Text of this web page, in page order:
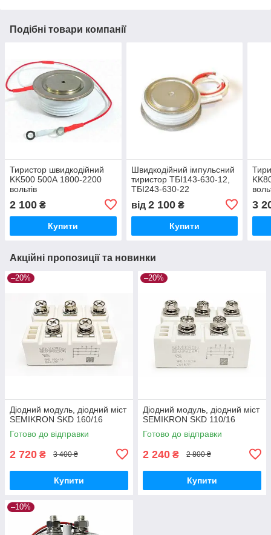
Подібні товари компанії
Тиристор швидкодійний
KK500 500А 1800-2200
вольтів
2 100 ₴
Купити
Швидкодійний імпульсний
тиристор ТБІ143-630-12,
ТБІ243-630-22
від 2 100₴
Купити
3
Акційні пропозиції та новинки
–20%
Діодний модуль, діодний міст
SEMIKRON SKD 160/16
Готово до відправки
2 720 ₴ 3 400 ₴
Купити
–20%
Діодний модуль, діодний міст
SEMIKRON SKD 110/16
Готово до відправки
2 240 ₴ 2 800 ₴
Купити
–10%